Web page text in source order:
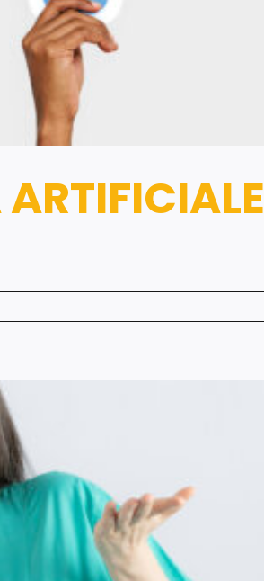
ARTIFICIALE